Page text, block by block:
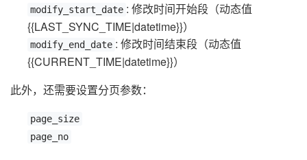
modify_start_date : 修改时间开始段（动态值
{{LAST_SYNC_TIME|datetime}}）
modify_end_date : 修改时间结束段（动态值
{{CURRENT_TIME|datetime}}）
此外，还需要设置分页参数：
page_size
page_no